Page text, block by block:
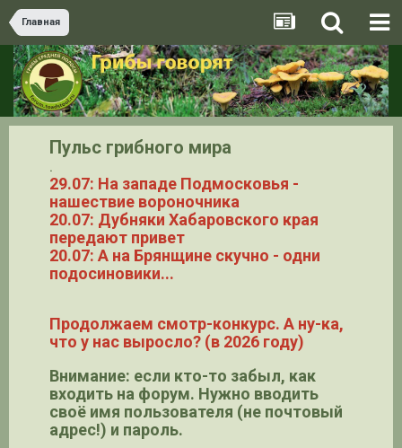
Главная
Пульс грибного мира
.
29.07: На западе Подмосковья -
нашествие вороночника
20.07: Дубняки Хабаровского края
передают привет
20.07: А на Брянщине скучно - одни
подосиновики...
Продолжаем смотр-конкурс. А ну-ка,
что у нас выросло? (в 2026 году)
Внимание: если кто-то забыл, как
входить на форум. Нужно вводить
своё имя пользователя (не почтовый
адрес!) и пароль.